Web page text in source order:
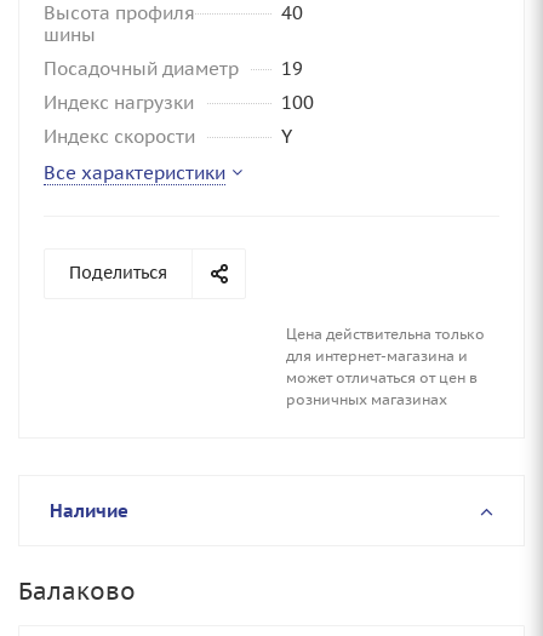
Высота профиля
шины
40
Посадочный диаметр
19
Индекс нагрузки
100
Индекс скорости
Y
Все характеристики
Поделиться
Цена действительна только
для интернет-магазина и
может отличаться от цен в
розничных магазинах
Наличие
Балаково